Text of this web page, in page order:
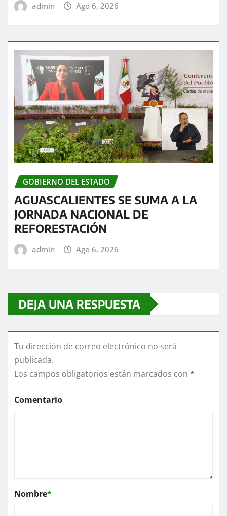
admin Ago 6, 2026
GOBIERNO DEL ESTADO
AGUASCALIENTES SE SUMA A LA
JORNADA NACIONAL DE
REFORESTACIÓN
admin Ago 6, 2026
DEJA UNA RESPUESTA
Tu dirección de correo electrónico no será
publicada.
Los campos obligatorios están marcados con *
Comentario
Nombre*